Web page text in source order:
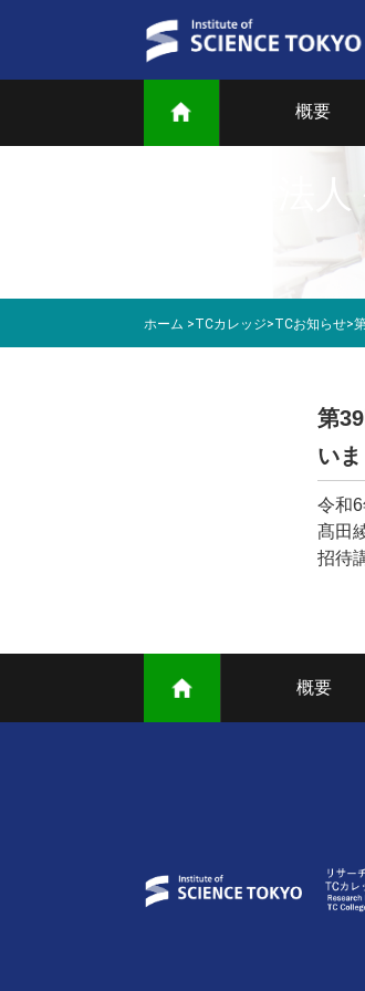
概要
ホーム >TCカレッジ>TCお知らせ>
第39回 国立大学法
第
い
令和
髙田
招待
概要